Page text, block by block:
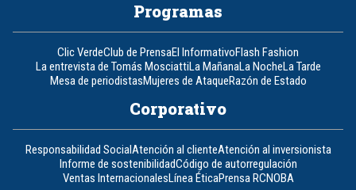
Programas
Clic VerdeClub de PrensaEl InformativoFlash Fashion
La entrevista de Tomás MosciattiLa MañanaLa NocheLa Tarde
Mesa de periodistasMujeres de AtaqueRazón de Estado
Corporativo
Responsabilidad SocialAtención al clienteAtención al inversionista
Informe de sostenibilidadCódigo de autorregulación
Ventas InternacionalesLínea ÉticaPrensa RCNOBA